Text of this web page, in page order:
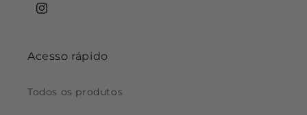
Instagram
Acesso rápido
Todos os produtos